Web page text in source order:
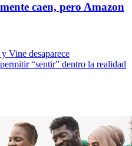
caen, pero Amazon
Vine desaparece
“sentir” dentro la realidad